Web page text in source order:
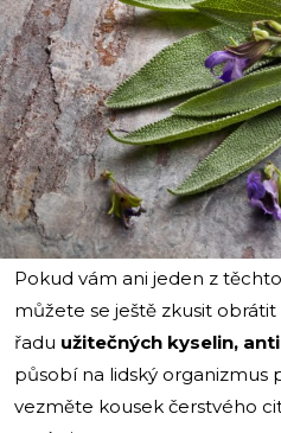
Pokud vám ani jeden z
můžete se ještě zkusit
řadu užitečných kyselin,
působí na lidský organizmus
vezměte kousek čerstvého